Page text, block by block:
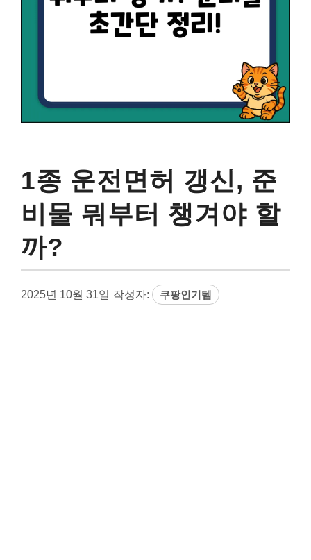
1종 운전면허 갱신, 준
비물 뭐부터 챙겨야 할
까?
2025년 10월 31일 작성자: 쿠팡인기템